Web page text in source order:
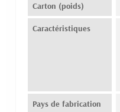
Carton (poids)
Caractéristiques
Pays de fabrication